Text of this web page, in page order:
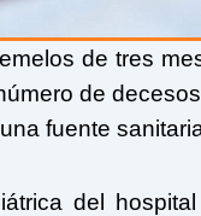
de tres
de
fuente
del